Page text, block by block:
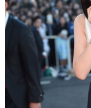
金融 公益
摄影
新华电视中文